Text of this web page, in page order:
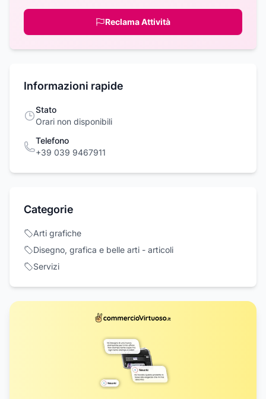
Reclama Attività
Informazioni rapide
Stato
Orari non disponibili
Telefono
+39 039 9467911
Categorie
Arti grafiche
Disegno, grafica e belle arti - articoli
Servizi